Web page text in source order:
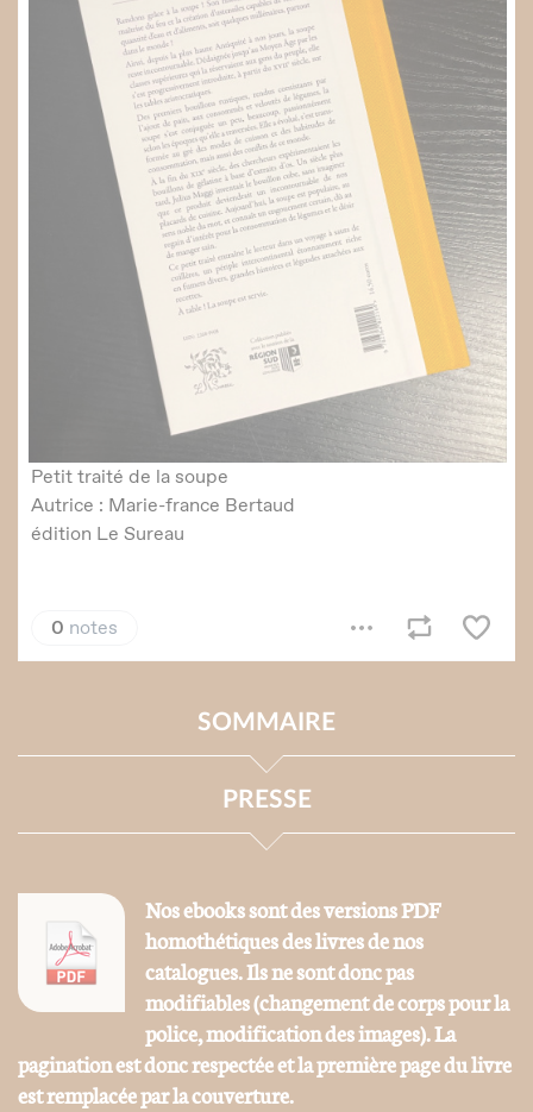
SOMMAIRE
PRESSE
Nos ebooks sont des versions PDF
homothétiques des livres de nos
catalogues. Ils ne sont donc pas
modifiables (changement de corps pour la
police, modification des images). La
pagination est donc respectée et la première page du livre
est remplacée par la couverture.